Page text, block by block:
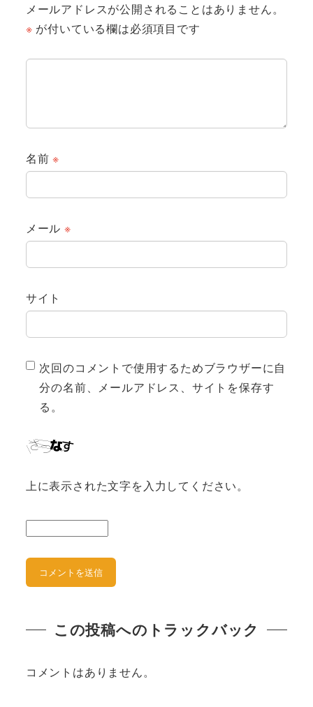
メールアドレスが公開されることはありません。
※ が付いている欄は必須項目です
名前※
メール ※
サイト
次回のコメントで使用するためブラウザーに自
分の名前、メールアドレス、サイトを保存す
る。
上に表示された文字を入力してください。
この投稿へのトラックバック
コメントはありません。